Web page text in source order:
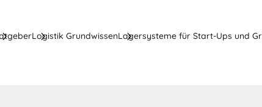
Logistik GrundwissenLagersysteme für Start-Ups und